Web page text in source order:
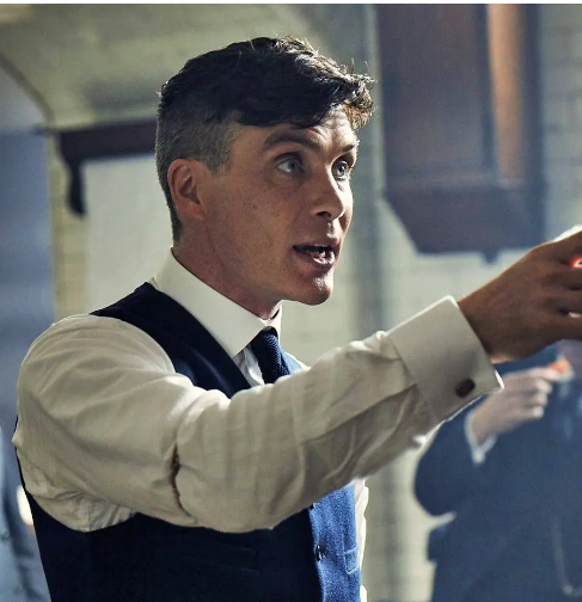
14:28
WhatsappFacebook
X
no son obras de arte a las sacar
sin su permiso mientras están en su vida
Son personas que también sufren ansiedad